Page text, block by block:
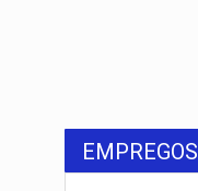
EMPREGOS